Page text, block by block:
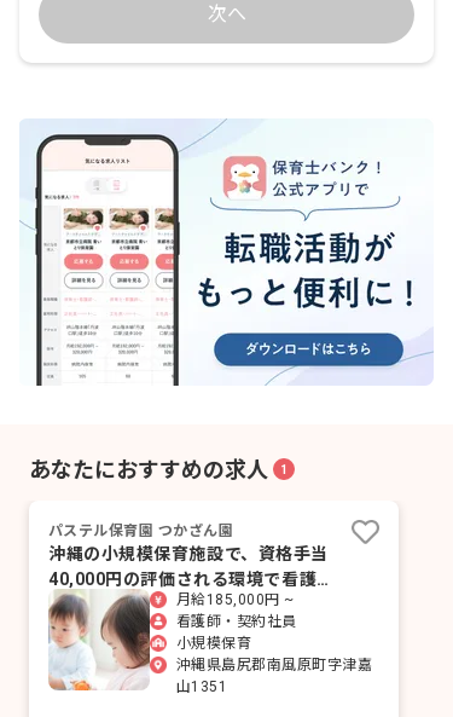
次へ
あなたにおすすめの求人 1
パステル保育園 つかざん園
沖縄の小規模保育施設で、資格手当
40,000円の評価される環境で看護師
として働く。
月給185,000円 ~
看護師・契約社員
小規模保育
沖縄県島尻郡南風原町字津嘉
山1351